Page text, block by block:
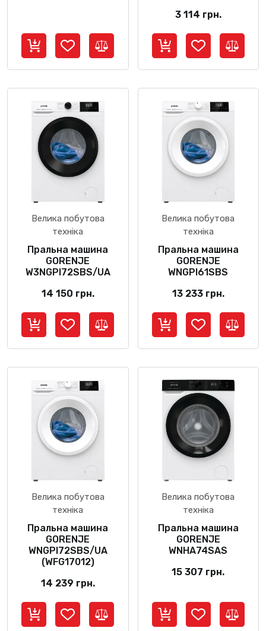
3 114 грн.
Велика побутова
техніка
Пральна машина
GORENJE
W3NGPI72SBS/UA
14 150 грн.
Велика побутова
техніка
Пральна машина
GORENJE
WNGPI61SBS
13 233 грн.
Велика побутова
техніка
Пральна машина
GORENJE
WNGPI72SBS/UA
(WFG17012)
14 239 грн.
Велика побутова
техніка
Пральна машина
GORENJE
WNHA74SAS
15 307 грн.